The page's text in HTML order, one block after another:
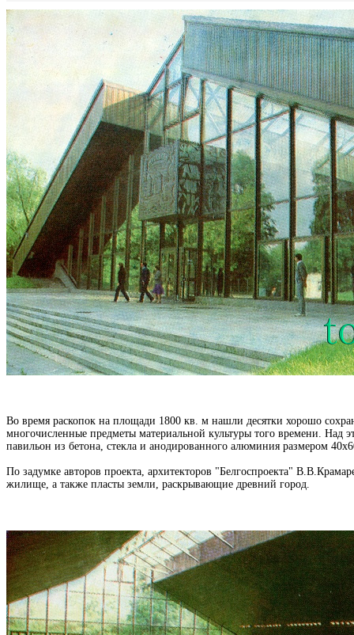
Во время раскопок на площади 1800 кв. м нашли десятки хорошо
многочисленные предметы материальной культуры того времени. Над
павильон из бетона, стекла и анодированного алюминия размером
По задумке авторов проекта, архитекторов "Белгоспроекта"
жилище, а также пласты земли, раскрывающие древний город.